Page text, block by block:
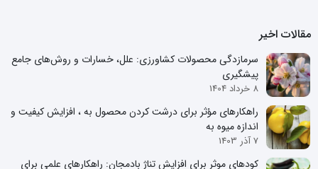
مقالات اخیر
سرمازدگی محصولات کشاورزی: علل، خسارات و روش‌های جامع
پیشگیری
8 خرداد 1404
راهکارهای مؤثر برای درشت کردن محصول به ، افزایش کیفیت و
اندازه میوه به
7 آذر 1403
کودهای موثر برای افزایش تناژ بادمجان: راهکارهای علمی برای